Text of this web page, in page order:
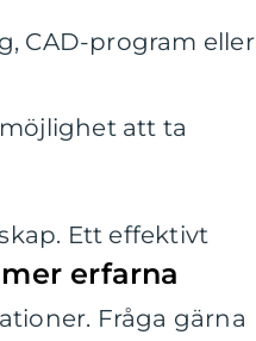
CAD-program eller
att ta
Ett effektivt
erfarna
Fråga gärna